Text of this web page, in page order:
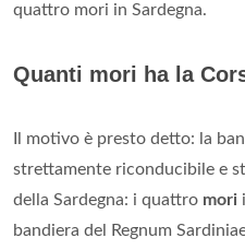
quattro mori in Sardegna.
Quanti mori ha la
Il motivo è presto detto: la
strettamente riconducibile e
della Sardegna: i quattro mori
bandiera del Regnum